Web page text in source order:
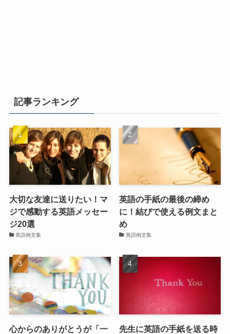
記事ランキング
大切な友達に送りたい！マ
ジで感動する英語メッセー
ジ20選
英語例文集
英語の手紙の最後の締め
に！結びで使える例文まと
め
英語例文集
心からのありがとうが「一
先生に英語の手紙を送る時